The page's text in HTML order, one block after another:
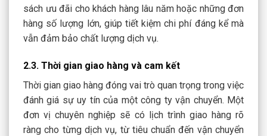
sách ưu đãi cho khách hàng lâu năm hoặc những đơn
hàng số lượng lớn, giúp tiết kiệm chi phí đáng kể mà
vẫn đảm bảo chất lượng dịch vụ.
2.3. Thời gian giao hàng và cam kết
Thời gian giao hàng đóng vai trò quan trọng trong việc
đánh giá sự uy tín của một công ty vận chuyển. Một
đơn vị chuyên nghiệp sẽ có lịch trình giao hàng rõ
ràng cho từng dịch vụ, từ tiêu chuẩn đến vận chuyển